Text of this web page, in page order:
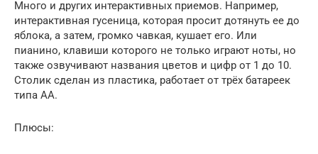
Много и других интерактивных приемов. Например,
интерактивная гусеница, которая просит дотянуть ее до
яблока, а затем, громко чавкая, кушает его. Или
пианино, клавиши которого не только играют ноты, но
также озвучивают названия цветов и цифр от 1 до 10.
Столик сделан из пластика, работает от трёх батареек
типа АА.
Плюсы: